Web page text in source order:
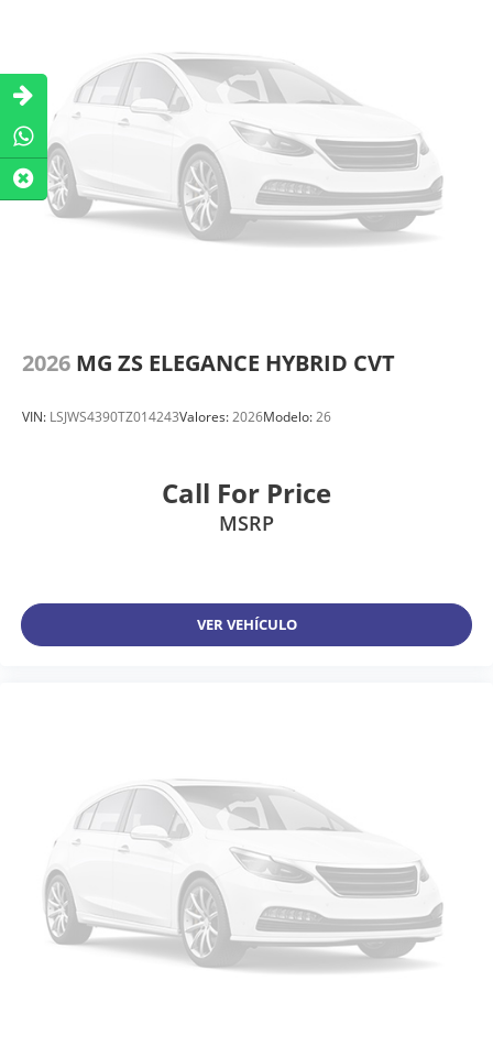
2026 MG ZS ELEGANCE HYBRID CVT
VIN: LSJWS4390TZ014243Valores:2026Modelo:26
Call For Price
MSRP
VER VEHÍCULO